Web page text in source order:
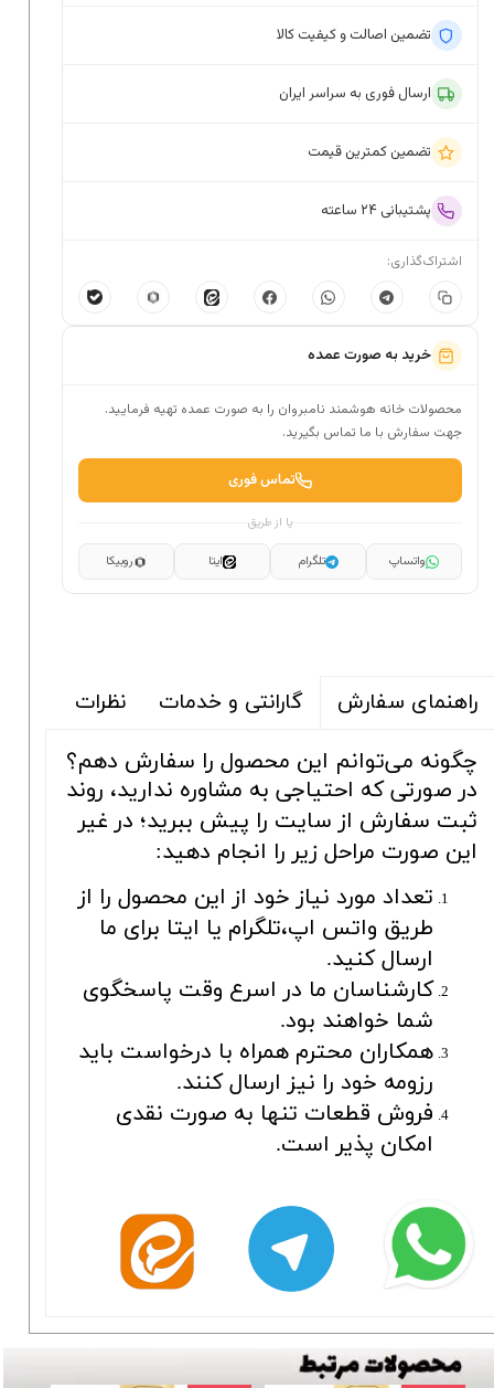
تضمین اصالت و کیفیت کالا
ارسال فوری به سراسر ایران
تضمین کمترین قیمت
پشتیبانی ۲۴ ساعته
اشتراک‌گذاری:
خرید به صورت عمده
محصولات خانه هوشمند نامبروان را به صورت عمده تهیه فرمایید.
جهت سفارش با ما تماس بگیرید.
تماس فوری
یا از طریق
واتساپ تلگرام ایتا روبیکا
راهنمای سفارش گارانتی و خدمات نظرات
چگونه می‌توانم این محصول را سفارش دهم؟
در صورتی که احتیاجی به مشاوره ندارید، روند
ثبت سفارش از سایت را پیش ببرید؛ در غیر
این صورت مراحل زیر را انجام دهید:
تعداد مورد نیاز خود از این محصول را از
طریق واتس اپ،تلگرام یا ایتا برای ما
ارسال کنید.
کارشناسان ما در اسرع وقت پاسخگوی
شما خواهند بود.
همکاران محترم همراه با درخواست باید
رزومه خود را نیز ارسال کنند.
فروش قطعات تنها به صورت نقدی
امکان پذیر است.